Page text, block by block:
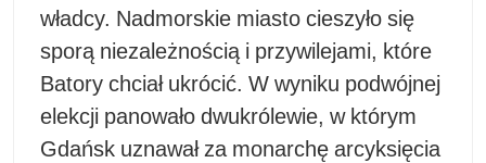
władcy. Nadmorskie miasto cieszyło się
sporą niezależnością i przywilejami, które
Batory chciał ukrócić. W wyniku podwójnej
elekcji panowało dwukrólewie, w którym
Gdańsk uznawał za monarchę arcyksięcia